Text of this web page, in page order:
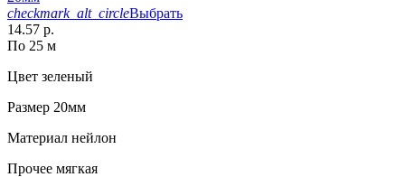
checkmark_alt_circleВыбрать
14.57 р.
По 25 м
Цвет зеленый
Размер 20мм
Материал нейлон
Прочее мягкая